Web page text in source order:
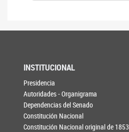
INSTITUCIONAL
Presidencia
Autoridades - Organigrama
Dependencias del Senado
Constitución Nacional
Constitución Nacional original de 1853